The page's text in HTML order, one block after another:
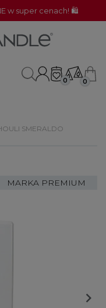
w super cenach! 🛍️
0 0
SMERALDO
MARKA PREMIUM
